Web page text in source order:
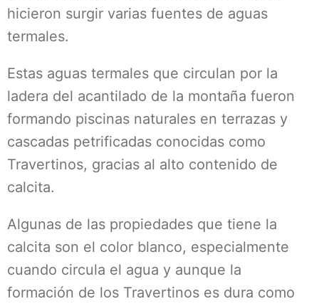
hicieron surgir varias fuentes de aguas
termales.
Estas aguas termales que circulan por la
ladera del acantilado de la montaña fueron
formando piscinas naturales en terrazas y
cascadas petrificadas conocidas como
Travertinos, gracias al alto contenido de
calcita.
Algunas de las propiedades que tiene la
calcita son el color blanco, especialmente
cuando circula el agua y aunque la
formación de los Travertinos es dura como